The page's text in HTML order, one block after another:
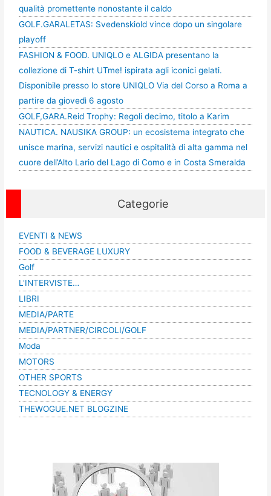
qualità promettente nonostante il caldo
GOLF.GARALETAS: Svedenskiold vince dopo un singolare
playoff
FASHION & FOOD. UNIQLO e ALGIDA presentano la
collezione di T-shirt UTme! ispirata agli iconici gelati.
Disponibile presso lo store UNIQLO Via del Corso a Roma a
partire da giovedì 6 agosto
GOLF,GARA.Reid Trophy: Regoli decimo, titolo a Karim
NAUTICA. NAUSIKA GROUP: un ecosistema integrato che
unisce marina, servizi nautici e ospitalità di alta gamma nel
cuore dell’Alto Lario del Lago di Como e in Costa Smeralda
Categorie
EVENTI & NEWS
FOOD & BEVERAGE LUXURY
Golf
L'INTERVISTE…
LIBRI
MEDIA/PARTE
MEDIA/PARTNER/CIRCOLI/GOLF
Moda
MOTORS
OTHER SPORTS
TECNOLOGY & ENERGY
THEWOGUE.NET BLOGZINE